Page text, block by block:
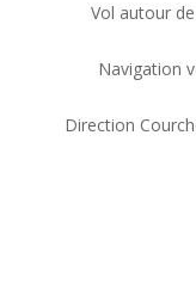
Vol autour
Navigation
Direction